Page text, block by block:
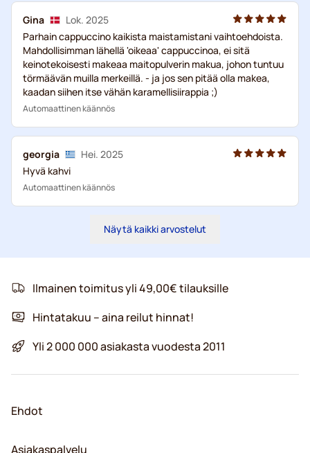
Gina
Lok. 2025
Parhain cappuccino kaikista maistamistani vaihtoehdoista.
Mahdollisimman lähellä 'oikeaa' cappuccinoa, ei sitä
keinotekoisesti makeaa maitopulverin makua, johon tuntuu
törmäävän muilla merkeillä. - ja jos sen pitää olla makea,
kaadan siihen itse vähän karamellisiirappia ;)
Automaattinen käännös
georgia
Hei. 2025
Hyvä kahvi
Automaattinen käännös
Näytä kaikki arvostelut
Ilmainen toimitus yli 49,00€ tilauksille
Hintatakuu – aina reilut hinnat!
Yli 2 000 000 asiakasta vuodesta 2011
Ehdot
Asiakaspalvelu